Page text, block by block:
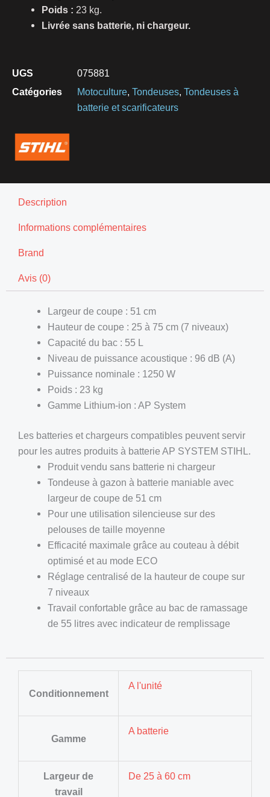
Poids : 23 kg.
Livrée sans batterie, ni chargeur.
UGS
075881
Catégories
Motoculture, Tondeuses, Tondeuses à
batterie et scarificateurs
Description
Informations complémentaires
Brand
Avis (0)
Largeur de coupe : 51 cm
Hauteur de coupe : 25 à 75 cm (7 niveaux)
Capacité du bac : 55 L
Niveau de puissance acoustique : 96 dB (A)
Puissance nominale : 1250 W
Poids : 23 kg
Gamme Lithium-ion : AP System
Les batteries et chargeurs compatibles peuvent servir
pour les autres produits à batterie AP SYSTEM STIHL.
Produit vendu sans batterie ni chargeur
Tondeuse à gazon à batterie maniable avec
largeur de coupe de 51 cm
Pour une utilisation silencieuse sur des
pelouses de taille moyenne
Efficacité maximale grâce au couteau à débit
optimisé et au mode ECO
Réglage centralisé de la hauteur de coupe sur
7 niveaux
Travail confortable grâce au bac de ramassage
de 55 litres avec indicateur de remplissage
Conditionnement
A l'unité
Gamme
A batterie
Largeur de
travail
De 25 à 60 cm